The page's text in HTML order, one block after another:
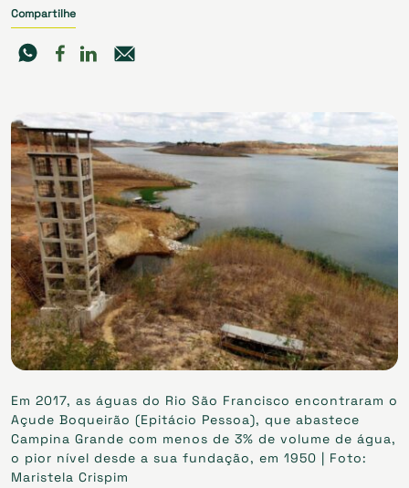
Compartilhe
Em 2017, as águas do Rio São Francisco encontraram o
Açude Boqueirão (Epitácio Pessoa), que abastece
Campina Grande com menos de 3% de volume de água,
o pior nível desde a sua fundação, em 1950 | Foto:
Maristela Crispim